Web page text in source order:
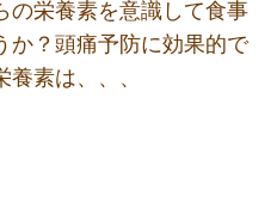
の栄養素を意識して食事
か？頭痛予防に効果的で
素は、、、